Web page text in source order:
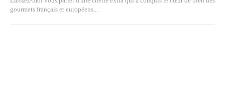
gourmets français et européens...